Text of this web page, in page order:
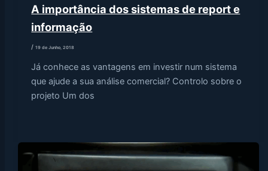
A importância dos sistemas de report e
informação
/19 de Junho, 2018
Já conhece as vantagens em investir num sistema
que ajude a sua análise comercial? Controlo sobre o
projeto Um dos